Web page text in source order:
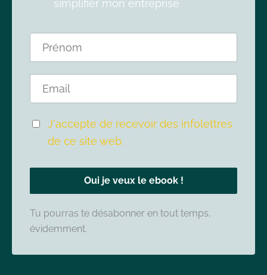
simplifier mon entreprise
J'accepte de recevoir des infolettres
de ce site web.
Oui je veux le ebook !
Tu pourras te désabonner en tout temps,
évidemment.